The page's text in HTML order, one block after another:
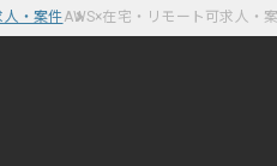
人・案件AWS×在宅・リモート可求人・